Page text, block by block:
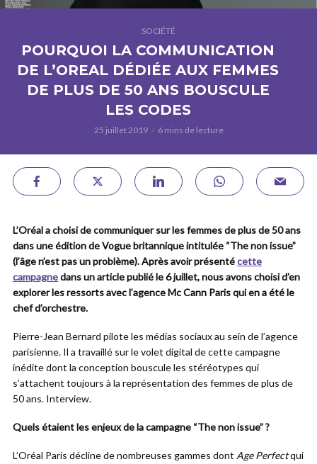
SOCIÉTÉ
POURQUOI LA COMMUNICATION
DE L’OREAL DÉDIÉE AUX FEMMES
DE PLUS DE 50 ANS BOUSCULE
LES CODES
25 juillet 2019 6 mins de lecture
L’Oréal a choisi de communiquer sur les femmes de plus de 50 ans
dans une édition de Vogue britannique intitulée “The non issue”
(l’âge n’est pas un problème). Après avoir présentécette
campagnedans un article publié le 6 juillet, nous avons choisi d’en
explorer les ressorts avec l’agence Mc Cann Paris qui en a été le
chef d’orchestre.
Pierre-Jean Bernard pilote les médias sociaux au sein de l’agence
parisienne. Il a travaillé sur le volet digital de cette campagne
inédite dont la conception bouscule les stéréotypes qui
s’attachent toujours à la représentation des femmes de plus de
50 ans. Interview.
Quels étaient les enjeux de la campagne “The non issue” ?
L’Oréal Paris décline de nombreuses gammes dont Age Perfectqui